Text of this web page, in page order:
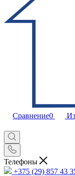
Сравнение0
Телефоны
+375 (29) 857 43